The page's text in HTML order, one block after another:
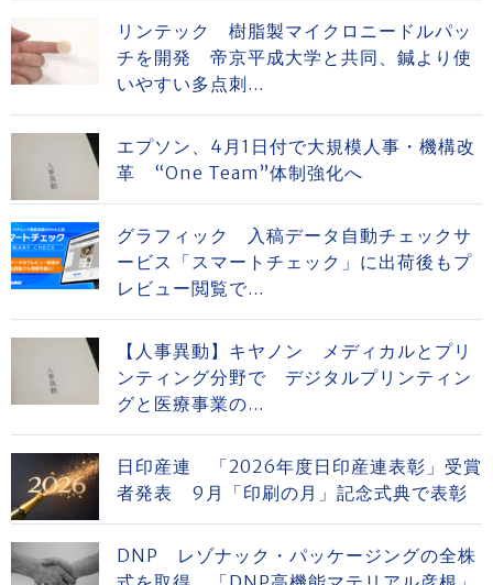
リンテック 樹脂製マイクロニードルパッ
チを開発 帝京平成大学と共同、鍼より使
いやすい多点刺...
エプソン、4月1日付で大規模人事・機構改
革 “One Team”体制強化へ
グラフィック 入稿データ自動チェックサ
ービス「スマートチェック」に出荷後もプ
レビュー閲覧で...
【人事異動】キヤノン メディカルとプリ
ンティング分野で デジタルプリンティン
グと医療事業の...
日印産連 「2026年度日印産連表彰」受賞
者発表 9月「印刷の月」記念式典で表彰
DNP レゾナック・パッケージングの全株